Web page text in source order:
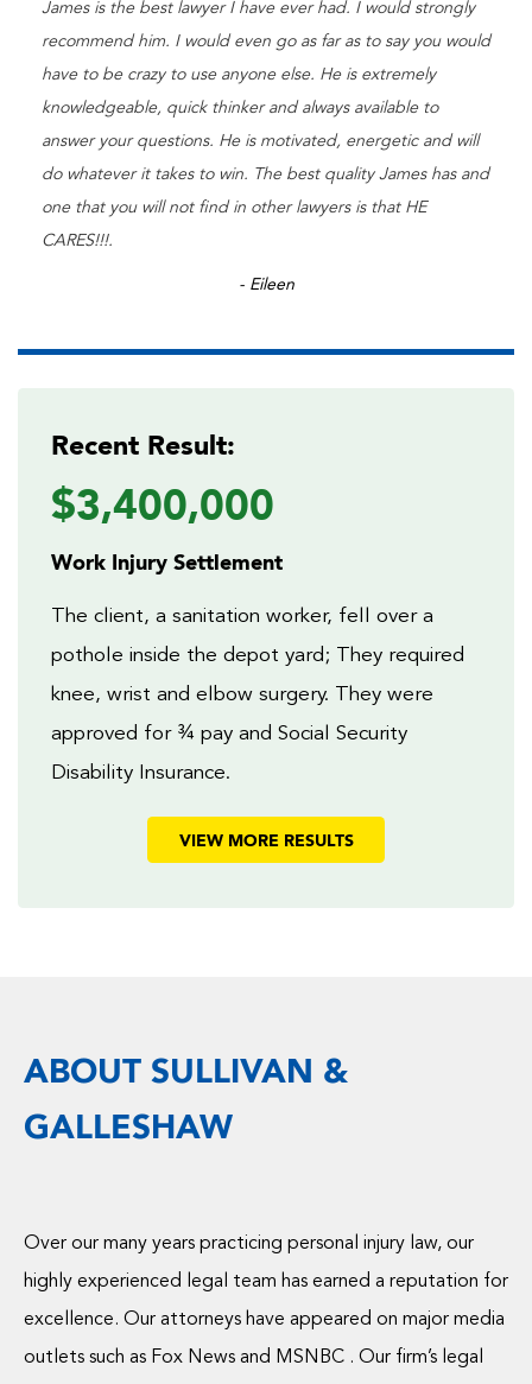
James is the best lawyer I have ever had. I would strongly
recommend him. I would even go as far as to say you would
have to be crazy to use anyone else. He is extremely
knowledgeable, quick thinker and always available to
answer your questions. He is motivated, energetic and will
do whatever it takes to win. The best quality James has and
one that you will not find in other lawyers is that HE
CARES!!!.
- Eileen
Recent Result:
$3,400,000
Work Injury Settlement
The client, a sanitation worker, fell over a
pothole inside the depot yard; They required
knee, wrist and elbow surgery. They were
approved for ¾ pay and Social Security
Disability Insurance.
VIEW MORE RESULTS
ABOUT SULLIVAN &
GALLESHAW
Over our many years practicing personal injury law, our
highly experienced legal team has earned a reputation for
excellence. Our attorneys have appeared on major media
outlets such as Fox News and MSNBC . Our firm’s legal